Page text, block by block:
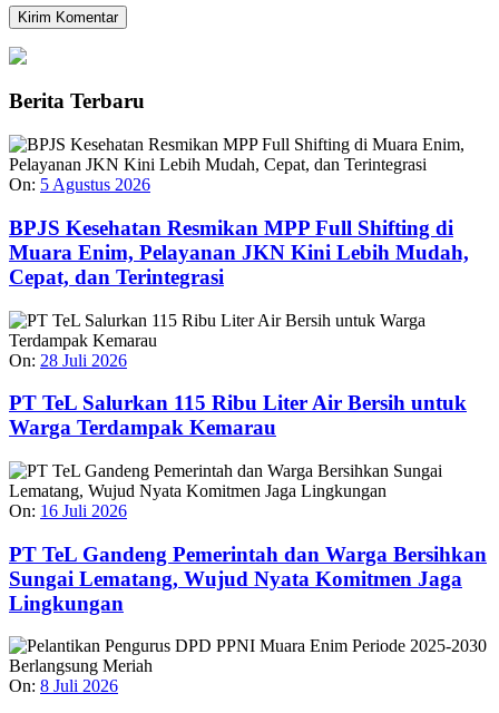
Berita Terbaru
On: 5 Agustus 2026
BPJS Kesehatan Resmikan MPP Full Shifting di
Muara Enim, Pelayanan JKN Kini Lebih Mudah,
Cepat, dan Terintegrasi
On: 28 Juli 2026
PT TeL Salurkan 115 Ribu Liter Air Bersih untuk
Warga Terdampak Kemarau
On: 16 Juli 2026
PT TeL Gandeng Pemerintah dan Warga Bersihkan
Sungai Lematang, Wujud Nyata Komitmen Jaga
Lingkungan
On: 8 Juli 2026